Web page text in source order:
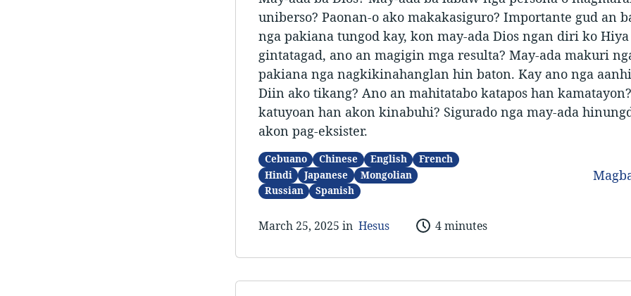
uniberso? Paonan-o ako makakasiguro? Importante gud an
nga pakiana tungod kay, kon may-ada Dios ngan diri ko Hiya
gintatagad, ano an magigin mga resulta? May-ada makuri
pakiana nga nagkikinahanglan hin baton. Kay ano nga
Diin ako tikang? Ano an mahitatabo katapos han
katuyoan han akon kinabuhi? Sigurado nga may-ada
akon pag-eksister.
Cebuano Chinese English
French
Hindi
Japanese
Mongolian
Russian
Spanish
March 25, 2025 in Hesus 4 minutes